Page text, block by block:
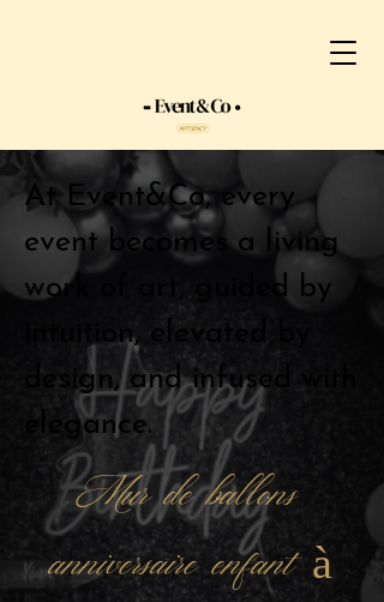
At Event&Co, every
event becomes a living
work of art, guided by
intuition, elevated by
design, and infused with
elegance.
Mur de ballons
anniversaire enfant à